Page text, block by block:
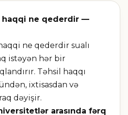
haqqi ne qederdir —
ne qederdir sualı
istəyən hər bir
Təhsil haqqı
ixtisasdan və
dəyişir.
arasında fərq